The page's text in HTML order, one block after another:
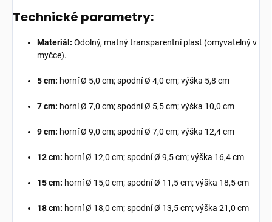
Technické parametry:
Materiál: Odolný, matný transparentní plast (omyvatelný v
myčce).
5 cm: horní Ø 5,0 cm; spodní Ø 4,0 cm; výška 5,8 cm
7 cm: horní Ø 7,0 cm; spodní Ø 5,5 cm; výška 10,0 cm
9 cm: horní Ø 9,0 cm; spodní Ø 7,0 cm; výška 12,4 cm
12 cm: horní Ø 12,0 cm; spodní Ø 9,5 cm; výška 16,4 cm
15 cm: horní Ø 15,0 cm; spodní Ø 11,5 cm; výška 18,5 cm
18 cm: horní Ø 18,0 cm; spodní Ø 13,5 cm; výška 21,0 cm